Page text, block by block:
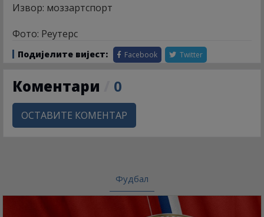
Извор: моззартспорт
Фото: Реутерс
Подијелите вијест: Facebook Twitter
Коментари 0
ОСТАВИТЕ КОМЕНТАР
Фудбал